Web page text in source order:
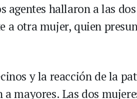
agentes hallaron a las dos
a otra mujer, quien
y la reacción de la
mayores. Las dos